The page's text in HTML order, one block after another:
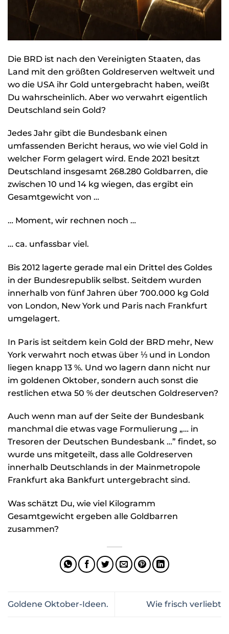
Die BRD ist nach den Vereinigten Staaten, das
Land mit den größten Goldreserven weltweit und
wo die USA ihr Gold untergebracht haben, weißt
Du wahrscheinlich. Aber wo verwahrt eigentlich
Deutschland sein Gold?
Jedes Jahr gibt die Bundesbank einen
umfassenden Bericht heraus, wo wie viel Gold in
welcher Form gelagert wird. Ende 2021 besitzt
Deutschland insgesamt 268.280 Goldbarren, die
zwischen 10 und 14 kg wiegen, das ergibt ein
Gesamtgewicht von …
… Moment, wir rechnen noch …
… ca. unfassbar viel.
Bis 2012 lagerte gerade mal ein Drittel des Goldes
in der Bundesrepublik selbst. Seitdem wurden
innerhalb von fünf Jahren über 700.000 kg Gold
von London, New York und Paris nach Frankfurt
umgelagert.
In Paris ist seitdem kein Gold der BRD mehr, New
York verwahrt noch etwas über ⅓ und in London
liegen knapp 13 %. Und wo lagern dann nicht nur
im goldenen Oktober, sondern auch sonst die
restlichen etwa 50 % der deutschen Goldreserven?
Auch wenn man auf der Seite der Bundesbank
manchmal die etwas vage Formulierung „… in
Tresoren der Deutschen Bundesbank …” findet, so
wurde uns mitgeteilt, dass alle Goldreserven
innerhalb Deutschlands in der Mainmetropole
Frankfurt aka Bankfurt untergebracht sind.
Was schätzt Du, wie viel Kilogramm
Gesamtgewicht ergeben alle Goldbarren
zusammen?
Goldene Oktober-Ideen. Wie frisch verliebt